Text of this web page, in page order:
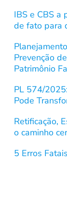
IBS e CBS a
de fato para
Prevenção
Patrimônio
PL 574/
Pode
Retificação,
o caminho
5 Erros